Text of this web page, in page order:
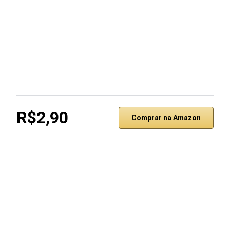
R$2,90 Comprar na Amazon